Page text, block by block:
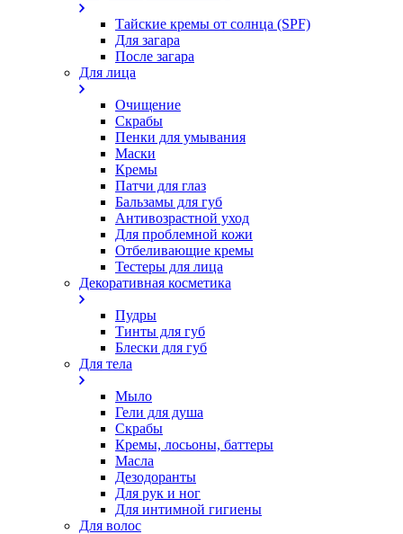
Тайские кремы от солнца (SPF)
Для загара
После загара
Для лица
Очищение
Скрабы
Пенки для умывания
Маски
Кремы
Патчи для глаз
Бальзамы для губ
Антивозрастной уход
Для проблемной кожи
Oтбеливающие кремы
Тестеры для лица
Декоративная косметика
Пудры
Тинты для губ
Блески для губ
Для тела
Мыло
Гели для душа
Скрабы
Кремы, лосьоны, баттеры
Масла
Дезодоранты
Для рук и ног
Для интимной гигиены
Для волос